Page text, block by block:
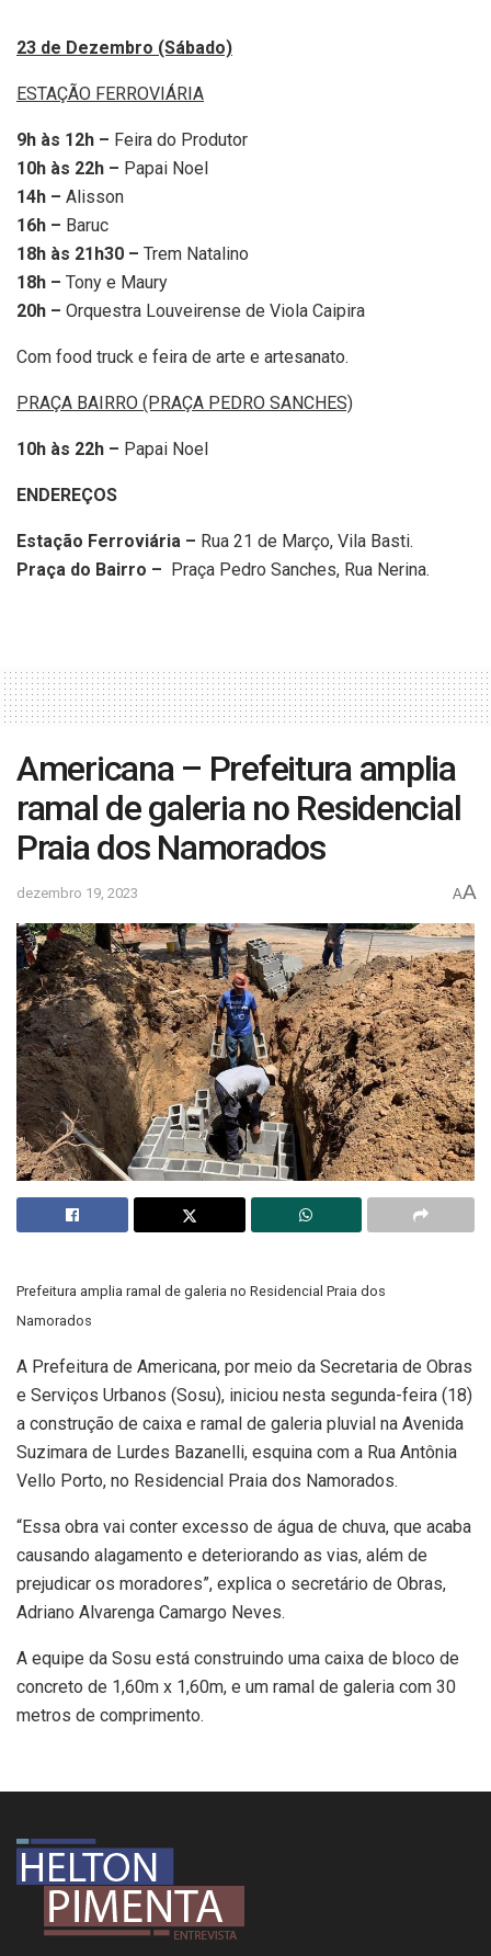
23 de Dezembro (Sábado)
ESTAÇÃO FERROVIÁRIA
9h às 12h – Feira do Produtor
10h às 22h – Papai Noel
14h – Alisson
16h – Baruc
18h às 21h30 – Trem Natalino
18h – Tony e Maury
20h – Orquestra Louveirense de Viola Caipira
Com food truck e feira de arte e artesanato.
PRAÇA BAIRRO (PRAÇA PEDRO SANCHES)
10h às 22h – Papai Noel
ENDEREÇOS
Estação Ferroviária – Rua 21 de Março, Vila Basti.
Praça do Bairro – Praça Pedro Sanches, Rua Nerina.
Americana – Prefeitura amplia
ramal de galeria no Residencial
Praia dos Namorados
dezembro 19, 2023 AA
Prefeitura amplia ramal de galeria no Residencial Praia dos
Namorados
A Prefeitura de Americana, por meio da Secretaria de Obras
e Serviços Urbanos (Sosu), iniciou nesta segunda-feira (18)
a construção de caixa e ramal de galeria pluvial na Avenida
Suzimara de Lurdes Bazanelli, esquina com a Rua Antônia
Vello Porto, no Residencial Praia dos Namorados.
“Essa obra vai conter excesso de água de chuva, que acaba
causando alagamento e deteriorando as vias, além de
prejudicar os moradores”, explica o secretário de Obras,
Adriano Alvarenga Camargo Neves.
A equipe da Sosu está construindo uma caixa de bloco de
concreto de 1,60m x 1,60m, e um ramal de galeria com 30
metros de comprimento.